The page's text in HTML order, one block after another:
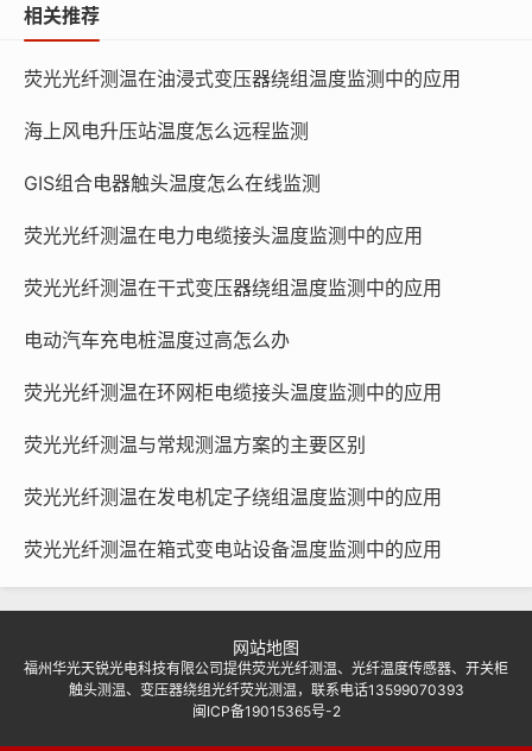
相关推荐
荧光光纤测温在油浸式变压器绕组温度监测中的应用
海上风电升压站温度怎么远程监测
GIS组合电器触头温度怎么在线监测
荧光光纤测温在电力电缆接头温度监测中的应用
荧光光纤测温在干式变压器绕组温度监测中的应用
电动汽车充电桩温度过高怎么办
荧光光纤测温在环网柜电缆接头温度监测中的应用
荧光光纤测温与常规测温方案的主要区别
荧光光纤测温在发电机定子绕组温度监测中的应用
荧光光纤测温在箱式变电站设备温度监测中的应用
网站地图
福州华光天锐光电科技有限公司提供荧光光纤测温、光纤温度传感器、开关柜
触头测温、变压器绕组光纤荧光测温，联系电话13599070393
闽ICP备19015365号-2